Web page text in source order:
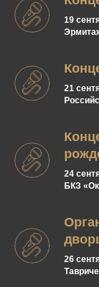
19
21
24
БКЗ
26